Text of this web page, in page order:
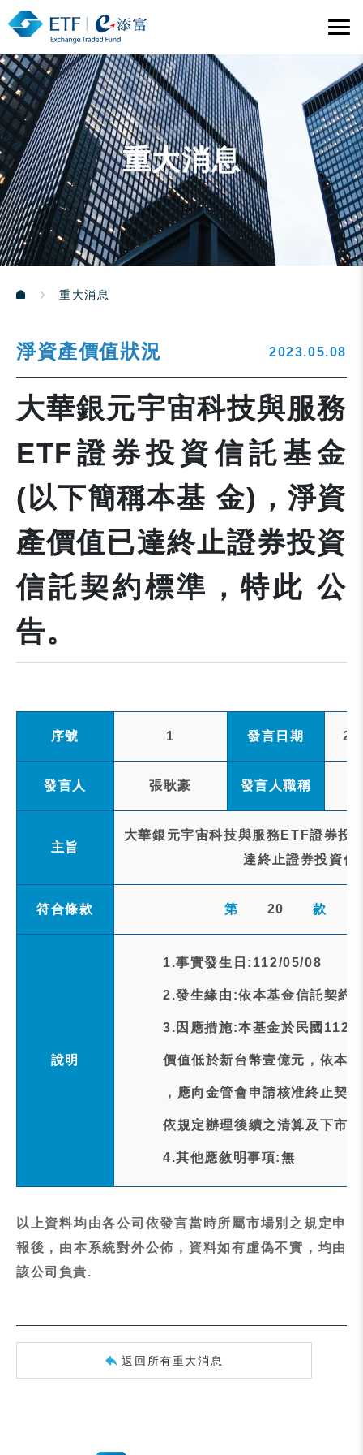
重大消息
重大消息
淨資產價值狀況 2023.05.08
大華銀元宇宙科技與服務
ETF證券投資信託基金
(以下簡稱本基 金)，淨資
產價值已達終止證券投資
信託契約標準，特此 公
告。
序號 1 發言日期
發言人 張耿豪 發言人職稱
主旨
大華銀元宇宙科技與服務ETF證券投
達終止證券投資信
符合條款 第 20 款
說明
1.事實發生日:112/05/08
2.發生緣由:依本基金信託契約
3.因應措施:本基金於民國112
價值低於新台幣壹億元，依本
，應向金管會申請核准終止契
依規定辦理後續之清算及下市
4.其他應敘明事項:無
以上資料均由各公司依發言當時所屬市場別之規定申
報後，由本系統對外公佈，資料如有虛偽不實，均由
該公司負責.
返回所有重大消息